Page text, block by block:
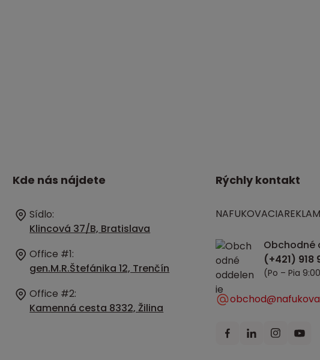
Kde nás nájdete
Sídlo:
Klincová 37/B, Bratislava
Office #1:
gen.M.R.Štefánika 12, Trenčín
Office #2:
Kamenná cesta 8332, Žilina
Rýchly kontakt
Obchodné
(Po – Pia